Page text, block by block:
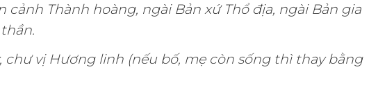
cảnh Thành hoàng, ngài Bản xứ Thổ địa, ngài Bản gia
chư vị Hương linh (nếu bố, mẹ còn sống thì thay bằng